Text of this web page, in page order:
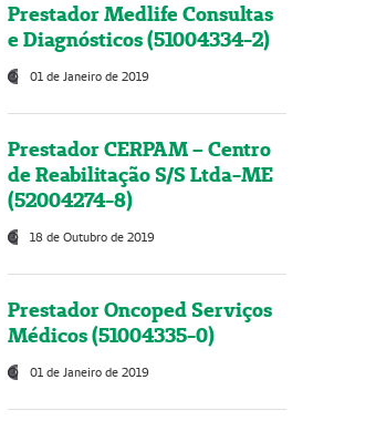
Prestador Medlife Consultas
e Diagnósticos (51004334-2)
01 de Janeiro de 2019
Prestador CERPAM – Centro
de Reabilitação S/S Ltda-ME
(52004274-8)
18 de Outubro de 2019
Prestador Oncoped Serviços
Médicos (51004335-0)
01 de Janeiro de 2019